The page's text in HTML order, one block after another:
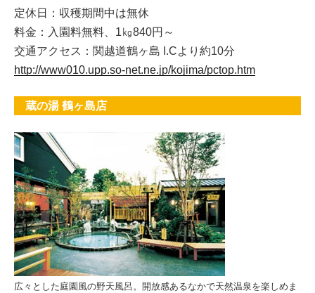
定休日：収穫期間中は無休
料金：入園料無料、1㎏840円～
交通アクセス：関越道鶴ヶ島 I.Cより約10分
http://www010.upp.so-net.ne.jp/kojima/pctop.htm
蔵の湯 鶴ヶ島店
広々とした庭園風の野天風呂。開放感あるなかで天然温泉を楽しめま